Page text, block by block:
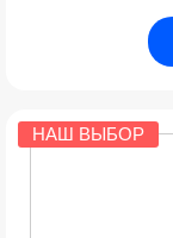
НАШ ВЫБОР